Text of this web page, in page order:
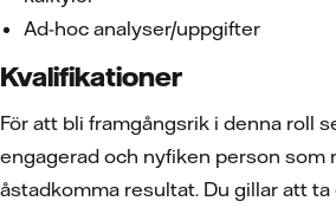
Ad-hoc analyser/uppgifter
Kvalifikationer
För att bli framgångsrik i denna roll
engagerad och nyfiken person som
åstadkomma resultat. Du gillar att